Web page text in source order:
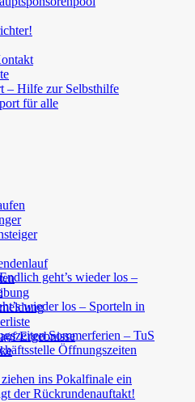
– Hilfe zur Selbsthilfe
für alle
Ergebnisse
Endlich geht’s wieder los –
wieder los – Sporteln in
Sommerferien – TuS
Öffnungszeiten
ins Pokalfinale ein
der Rückrundenauftakt!